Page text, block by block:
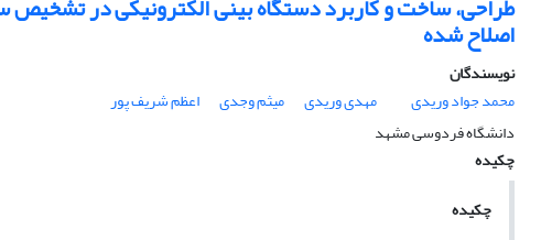
طراحی، ساخت و کاربرد دستگاه بینی الکترونیکی در
اصلاح شده
نویسندگان
محمد جواد وریدی
مهدی وریدی میثم وجدی
اعظم شریف پور
دانشگاه فردوسی مشهد
چکیده
چکیده